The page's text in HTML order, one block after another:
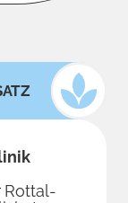
Rottal-